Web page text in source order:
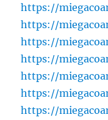
https://
https://
https://
https://
https://
https://
https://